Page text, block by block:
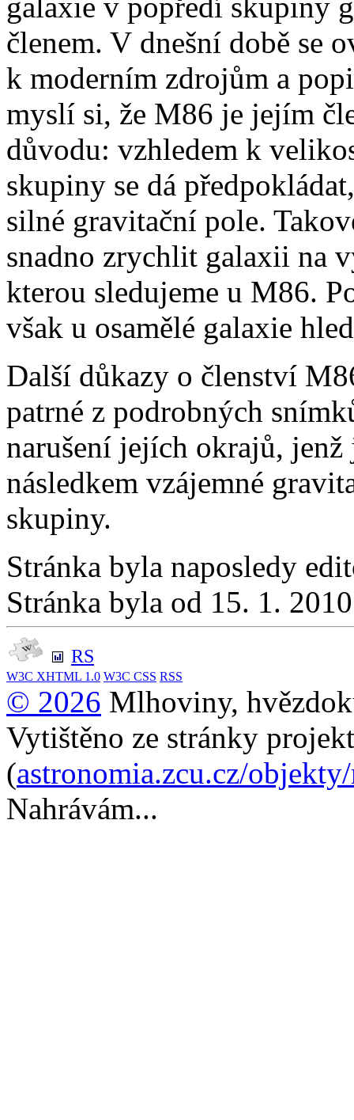
členem. V dnešní době se
k moderním zdrojům a
myslí si, že M86 je jejím
důvodu: vzhledem k
skupiny se dá
silné gravitační pole.
snadno zrychlit galaxii na
kterou sledujeme u M86.
však u osamělé galaxie
Další důkazy o členství
patrné z podrobných
narušení jejích okrajů,
následkem vzájemné
skupiny.
Stránka byla naposledy
Stránka byla od 15. 1.
RS
W3C XHTML 1.0 W3C CSS RSS
© 2026 Mlhoviny,
Vytištěno ze stránky
(astronomia.zcu.cz/
Nahrávám...